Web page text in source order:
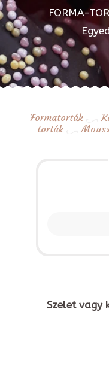
FORMA-
Formatorták
torták
Szelet vagy